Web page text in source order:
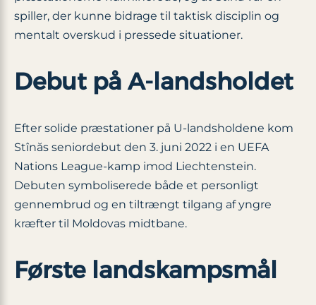
spiller, der kunne bidrage til taktisk disciplin og
mentalt overskud i pressede situationer.
Debut på A-landsholdet
Efter solide præstationer på U-landsholdene kom
Stînăs seniordebut den 3. juni 2022 i en UEFA
Nations League-kamp imod Liechtenstein.
Debuten symboliserede både et personligt
gennembrud og en tiltrængt tilgang af yngre
kræfter til Moldovas midtbane.
Første landskampsmål